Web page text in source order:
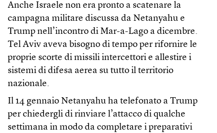
Anche Israele non era pronto a scatenare la
campagna militare discussa da Netanyahu e
Trump nell’incontro di Mar-a-Lago a dicembre.
Tel Aviv aveva bisogno di tempo per rifornire le
proprie scorte di missili intercettori e allestire i
sistemi di difesa aerea su tutto il territorio
nazionale.
Il 14 gennaio Netanyahu ha telefonato a Trump
per chiedergli di rinviare l’attacco di qualche
settimana in modo da completare i preparativi